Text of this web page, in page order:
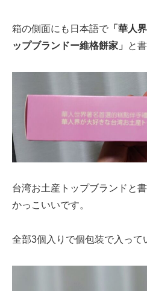
箱の側面にも日本語で 「華人
ップブランドー維格餅家」
と
台湾お土産トップブランドと
かっこいいです。
全部3個入りで個包装で入って